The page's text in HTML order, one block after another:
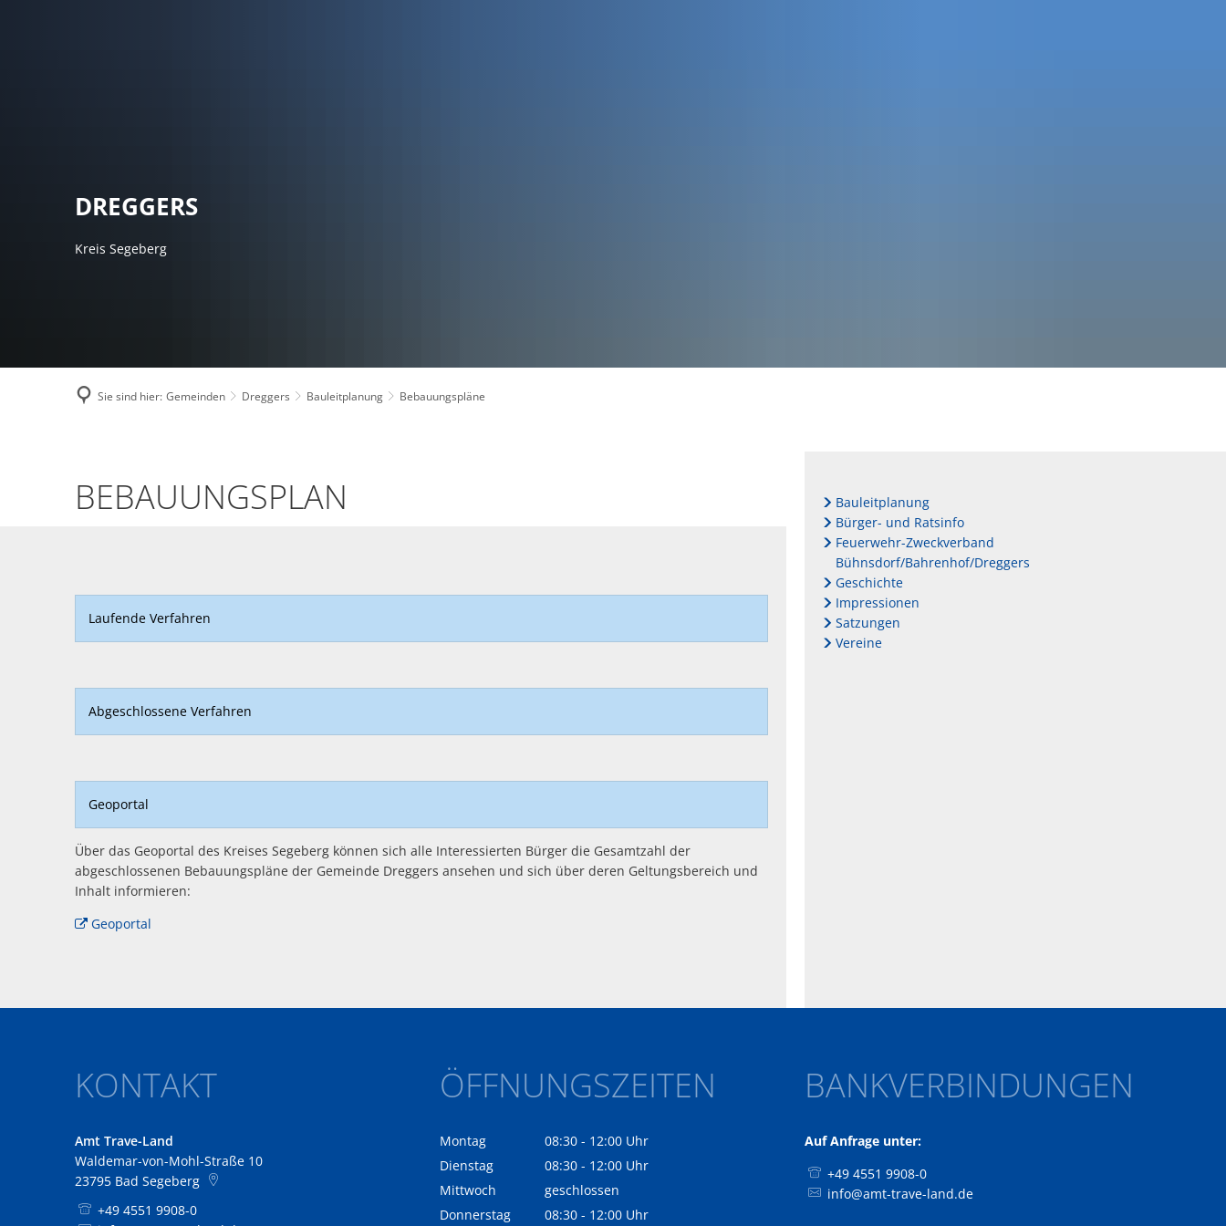
DREGGERS
Kreis Segeberg
Sie sind hier: Gemeinden Dreggers Bauleitplanung Bebauungspläne
Bebauungspläne
BEBAUUNGSPLAN
Laufende Verfahren
Abgeschlossene Verfahren
Geoportal
Über das Geoportal des Kreises Segeberg können sich alle Interessierten Bürger die Gesamtzahl der
abgeschlossenen Bebauungspläne der Gemeinde Dreggers ansehen und sich über deren Geltungsbereich und
Inhalt informieren:
Geoportal
Bauleitplanung
Bürger- und Ratsinfo
Feuerwehr-Zweckverband
Bühnsdorf/Bahrenhof/Dreggers
Geschichte
Impressionen
Satzungen
Vereine
KONTAKT
Amt Trave-Land
Waldemar-von-Mohl-Straße 10
23795 Bad Segeberg
+49 4551 9908-0
ÖFFNUNGSZEITEN
Montag 08:30 - 12:00 Uhr
Von 08:30 bis 12:00 Uhr
Dienstag 08:30 - 12:00 Uhr
Von 08:30 bis 12:00 Uhr
Mittwoch
geschlossen
Donnerstag
08:30 - 12:00 Uhr
BANKVERBINDUNGEN
Auf Anfrage unter:
+49 4551 9908-0
info@amt-trave-land.de